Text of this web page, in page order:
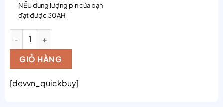
NẾU dung lượng pin của bạn
đạt được 30AH
GIỎ HÀNG
[devvn_quickbuy]